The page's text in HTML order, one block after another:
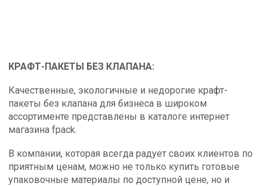
КРАФТ-ПАКЕТЫ БЕЗ КЛАПАНА:
Качественные, экологичные и недорогие крафт-
пакеты без клапана для бизнеса в широком
ассортименте представлены в каталоге интернет
магазина fpack.
В компании, которая всегда радует своих клиентов по
приятным ценам, можно не только купить готовые
упаковочные материалы по доступной цене, но и